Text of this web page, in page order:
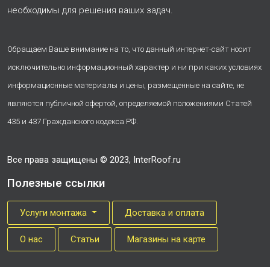
необходимы для решения ваших задач.
Обращаем Ваше внимание на то, что данный интернет-сайт носит
исключительно информационный характер и ни при каких условиях
информационные материалы и цены, размещенные на сайте, не
являются публичной офертой, определяемой положениями Статей
435 и 437 Гражданского кодекса РФ.
Все права защищены © 2023, InterRoof.ru
Полезные ссылки
Услуги монтажа Доставка и оплата
О нас Cтатьи Магазины на карте